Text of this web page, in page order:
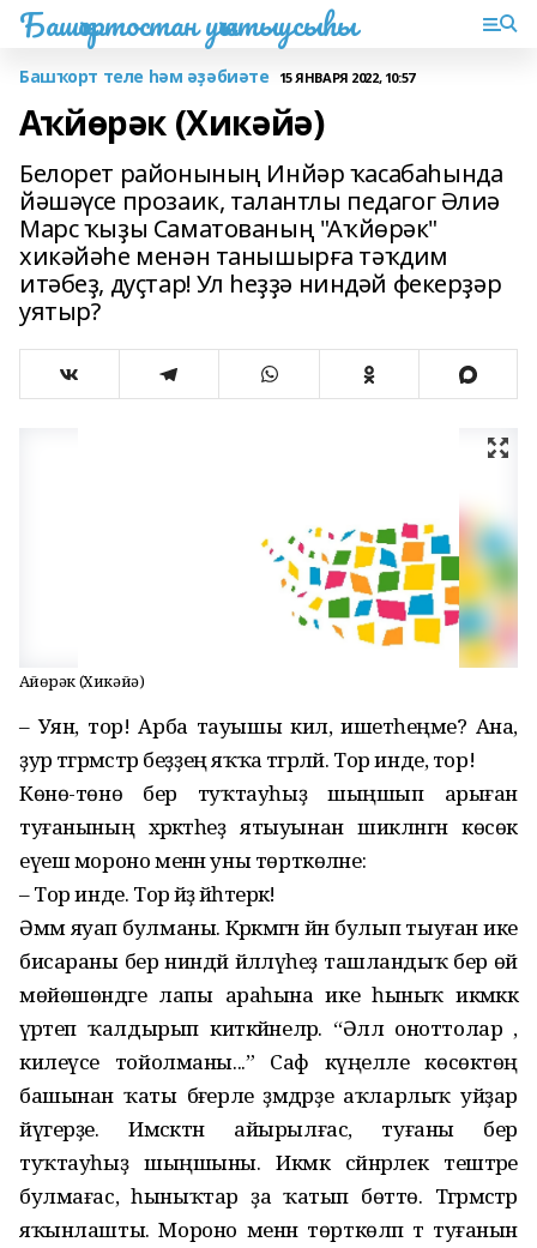
Башҡортостан уҡытыусыһы
Башҡорт теле һәм әҙәбиәте 15 ЯНВАРЯ 2022, 10:57
Аҡйөрәк (Хикәйә)
Белорет районының Инйәр ҡасабаһында
йәшәүсе прозаик, талантлы педагог Әлиә
Марс ҡыҙы Саматованың "Аҡйөрәк"
хикәйәһе менән танышырға тәҡдим
итәбеҙ, дуҫтар! Ул һеҙҙә ниндәй фекерҙәр
уятыр?
Аҡйөрәк (Хикәйә)
– Уян, тор! Арба тауышы килә, ишетәһеңме? Ана,
ҙур тәгәрмәстәр беҙҙең яҡҡа тәгәрләй. Тор инде, тор!
Көнө-төнө бер туҡтауһыҙ шыңшып арыған
туғанының хәрәкәтһеҙ ятыуынан шикләнгән көсөк
еүеш мороно менән уны төрткөләне:
– Тор инде. Тор әйҙә йәһәтерәк!
Әммә яуап булманы. Кәрәкмәгән йән булып тыуған ике
бисараны бер ниндәй йәлләүһеҙ ташландыҡ бер өй
мөйөшөндәге лапы араһына ике һыныҡ икмәккә
әүрәтеп ҡалдырып киткәйнеләр. “Әллә оноттолар ,
килеүсе тойолманы...” Саф күңелле көсөктөң
башынан ҡаты бәғерле әҙәмдәрҙе аҡларлыҡ уйҙар
йүгерҙе. Имсәктән айырылғас, туғаны бер
туҡтауһыҙ шыңшыны. Икмәк сәйнәрлек тештәре
булмағас, һыныҡтар ҙа ҡатып бөттө. Тәгәрмәстәр
яҡынлашты. Мороно менән төрткөләп тә туғанын